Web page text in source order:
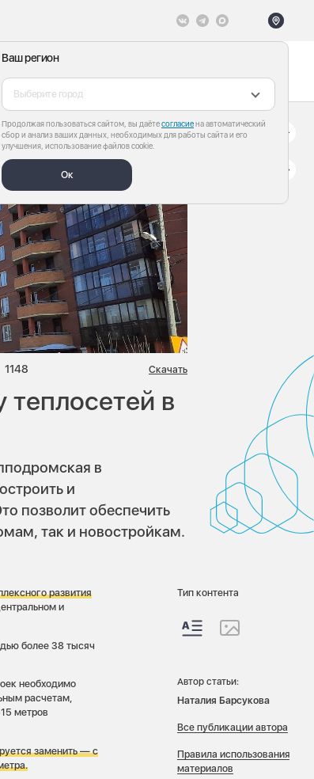
Ваш регион
Выберите город
Продолжая пользоваться сайтом, вы даётесогласиена автоматический
сбор и анализ ваших данных, необходимых для работы сайта и его
улучшения, использование файлов cookie.
Ок
Просмотров:
1148 Скачать
теплосетей в
в
и
позволит обеспечить
так и новостройкам.
развития
и
более 38 тысяч
необходимо
расчетам,
метров
заменить — с
Тип контента
Автор статьи:
Наталия Барсукова
Все публикации автора
Правила использования
материалов